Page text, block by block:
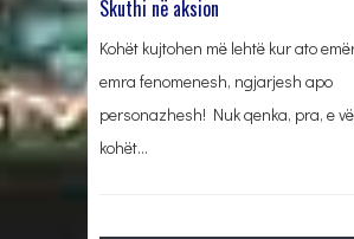
Skuthi në aksion
Kohët kujtohen më lehtë kur ato
emra fenomenesh, ngjarjesh apo
personazhesh! Nuk qenka, pra, e
kohët…